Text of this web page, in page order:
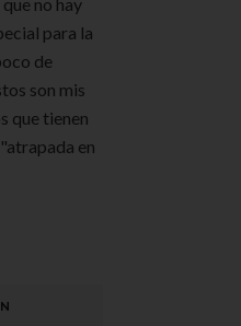
para la
de
son mis
que tienen
en